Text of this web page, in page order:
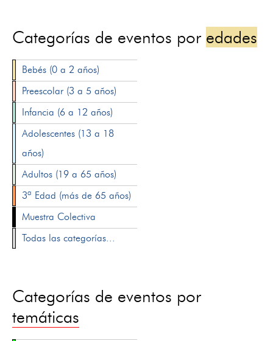
Categorías de eventos por edades
Bebés (0 a 2 años)
Preescolar (3 a 5 años)
Infancia (6 a 12 años)
Adolescentes (13 a 18
años)
Adultos (19 a 65 años)
3ª Edad (más de 65 años)
Muestra Colectiva
Todas las categorías...
Categorías de eventos por
temáticas